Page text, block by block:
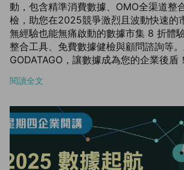
動，包含精準消費數據、OMO全渠道整
檢，助您在2025競爭激烈且波動快速的
無經驗也能無痛啟動的數據市集 8 折體
整合工具、免費數據健檢與顧問諮詢等
GODATAGO，讓數據成為您的企業後盾！
閱讀全文